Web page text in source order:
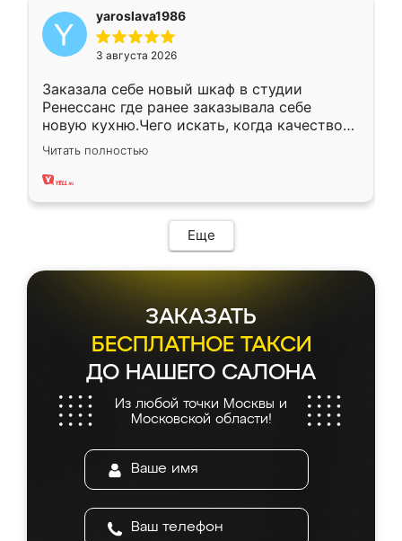
yaroslava1986
3 августа 2026
Заказала себе новый шкаф в студии
Ренессанс где ранее заказывала себе
новую кухню.Чего искать, когда качеством
вполне довольна. Служит кухня уже почти
два года, нареканий нет.
Читать полностью
Еще
ЗАКАЗАТЬ
БЕСПЛАТНОЕ ТАКСИ
ДО НАШЕГО САЛОНА
Из любой точки Москвы и
Московской области!